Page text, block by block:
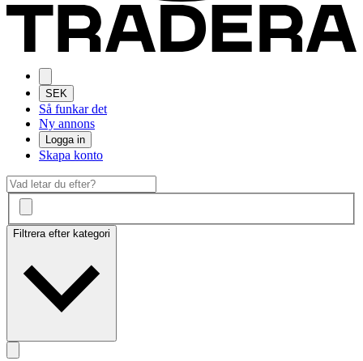
SEK
Så funkar det
Ny annons
Logga in
Skapa konto
Filtrera efter kategori